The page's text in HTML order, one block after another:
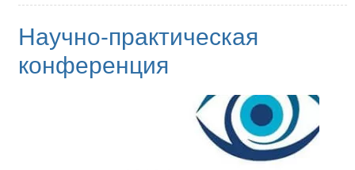
Научно-практическая
конференция